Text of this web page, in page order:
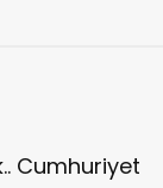
Cumhuriyet